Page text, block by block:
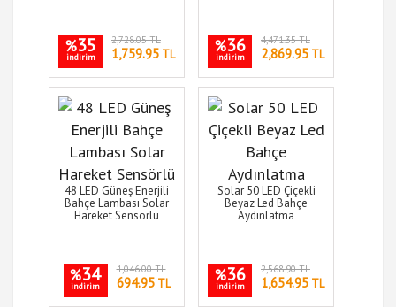
%35
indirim
2,728.05 TL
1,759.95 TL %36
indirim
4,471.35 TL
2,869.95 TL
48 LED Güneş Enerjili
Bahçe Lambası Solar
Hareket Sensörlü
%34
indirim
1,046.00 TL
694.95TL
Solar 50 LED Çiçekli
Beyaz Led Bahçe
Aydınlatma
%36
indirim
2,568.90 TL
1,654.95 TL